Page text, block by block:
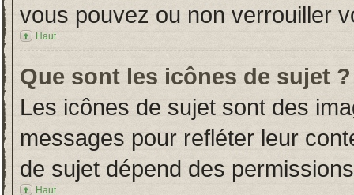
vous pouvez ou non verrouiller
Haut
Que sont les icônes de sujet ?
Les icônes de sujet sont des
messages pour refléter leur
de sujet dépend des
Haut